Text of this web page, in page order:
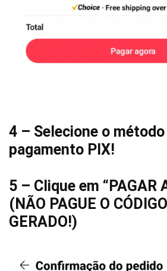
4 – Selecione o
pagamento PIX!
5 – Clique em “PAGAR
(NÃO PAGUE O
GERADO!)